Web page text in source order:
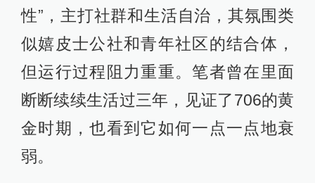
性”，主打社群和生活自治，其氛围类
似嬉皮士公社和青年社区的结合体，
但运行过程阻力重重。笔者曾在里面
断断续续生活过三年，见证了706的黄
金时期，也看到它如何一点一点地衰
弱。